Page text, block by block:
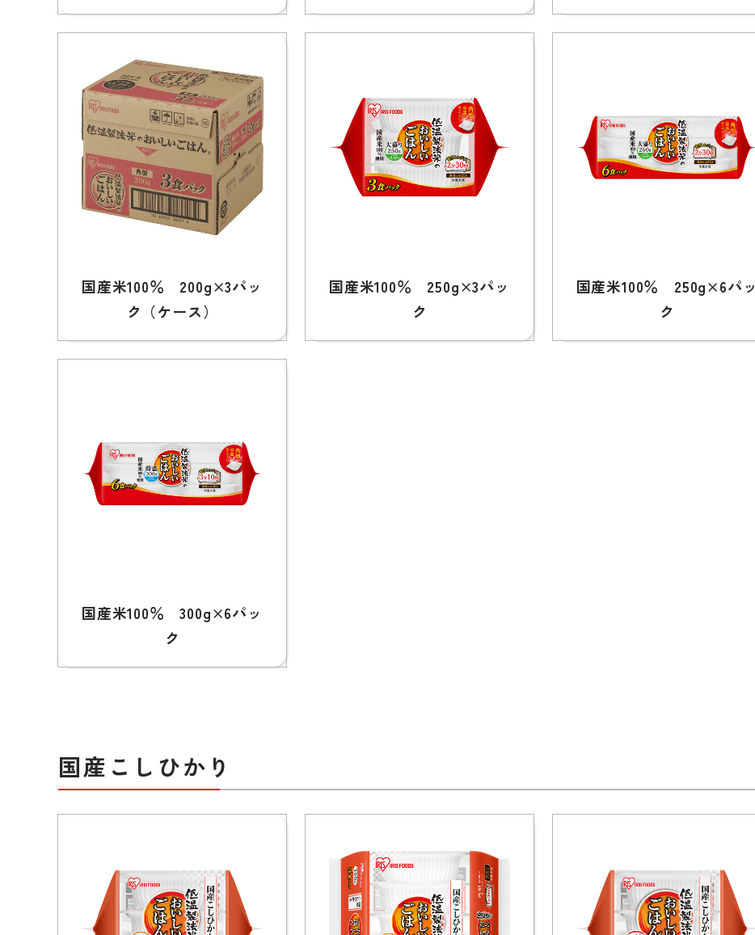
国産米100％ 200g×3パッ
ク（ケース）
国産米100％ 250g×3パッ
ク
国産米100％ 250g×6パッ
ク
国産米100％ 300g×6パッ
ク
国産こしひかり